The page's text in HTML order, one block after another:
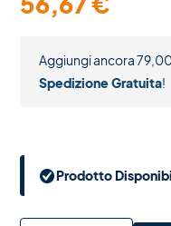
Aggiungi ancora
Spedizione Gratuita!
Prodotto